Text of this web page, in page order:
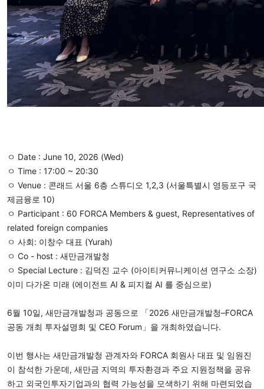
ㅇ Date : June 10, 2026 (Wed)
ㅇ Time : 17:00 ~ 20:30
ㅇ Venue : 콘래드 서울 6층 스튜디오 1,2,3 (서울특별시 영등포구 국
제금융로 10)
ㅇ Participant : 60 FORCA Members & guest, Representatives of
related foreign companies
ㅇ 사회: 이창수 대표 (Yurah)
ㅇ Co - host : 새만금개발청
ㅇ Special Lecture : 김덕진 교수 (아이티커뮤니케이션 연구소 소장)
이미 다가온 미래 (에이전트 AI & 피지컬 AI 를 중심으로)
6월 10일, 새만금개발청과 공동으로 「2026 새만금개발청–FORCA
공동 개최 투자설명회 및 CEO Forum」을 개최하였습니다.
이번 행사는 새만금개발청 관계자와 FORCA 회원사 대표 및 임원진
이 참석한 가운데, 새만금 지역의 투자환경과 주요 지원정책을 공유
하고 외국인투자기업과의 협력 가능성을 모색하기 위해 마련되었습